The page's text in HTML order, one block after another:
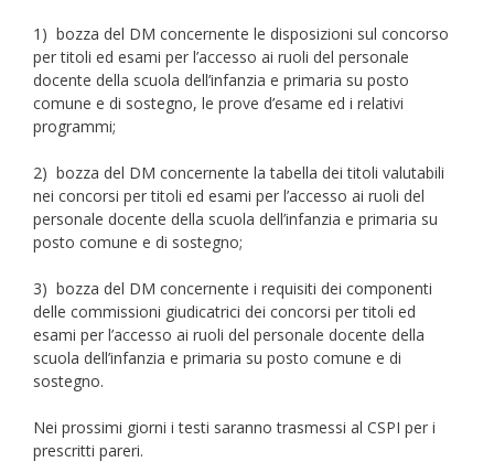
1) bozza del DM concernente le disposizioni sul concorso
per titoli ed esami per l’accesso ai ruoli del personale
docente della scuola dell’infanzia e primaria su posto
comune e di sostegno, le prove d’esame ed i relativi
programmi;
2) bozza del DM concernente la tabella dei titoli valutabili
nei concorsi per titoli ed esami per l’accesso ai ruoli del
personale docente della scuola dell’infanzia e primaria su
posto comune e di sostegno;
3) bozza del DM concernente i requisiti dei componenti
delle commissioni giudicatrici dei concorsi per titoli ed
esami per l’accesso ai ruoli del personale docente della
scuola dell’infanzia e primaria su posto comune e di
sostegno.
Nei prossimi giorni i testi saranno trasmessi al CSPI per i
prescritti pareri.